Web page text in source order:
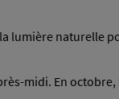
lumière naturelle
midi. En